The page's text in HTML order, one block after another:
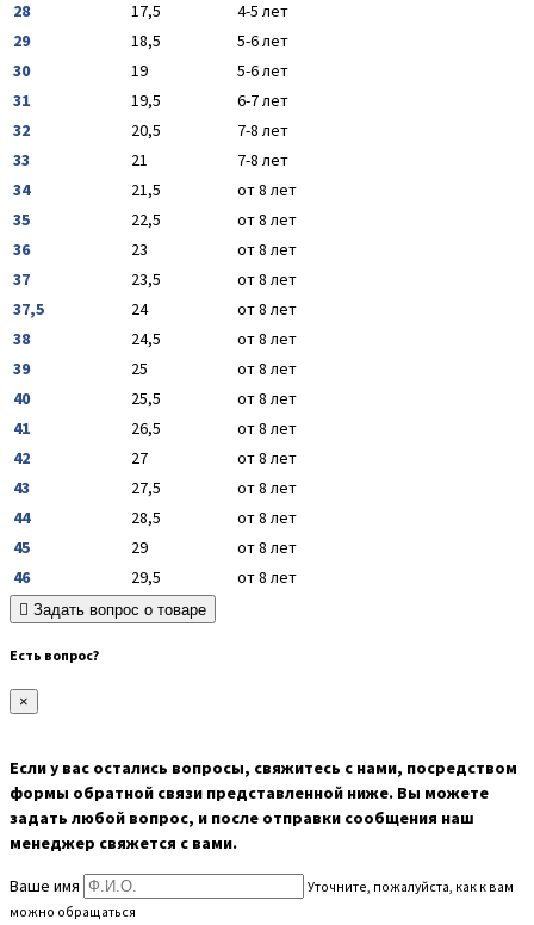
28 17,5
4-5 лет
29
18,5
5-6 лет
30
19
5-6 лет
31
19,5
6-7 лет
32
20,5
7-8 лет
33
21
7-8 лет
34
21,5
от 8 лет
35
22,5
от 8 лет
36
23
от 8 лет
37
23,5
от 8 лет
37,5
24
от 8 лет
38
24,5
от 8 лет
39
25
от 8 лет
40
25,5
от 8 лет
41
26,5
от 8 лет
42
27
от 8 лет
43
27,5
от 8 лет
44
28,5
от 8 лет
45
29
от 8 лет
46
29,5 от 8 лет
Задать вопрос о товаре
Есть вопрос?
×
Если у вас остались вопросы, свяжитесь с нами, посредством
формы обратной связи представленной ниже. Вы можете
задать любой вопрос, и после отправки сообщения наш
менеджер свяжется с вами.
Ваше имя
Уточните, пожалуйста, как к вам
можно обращаться